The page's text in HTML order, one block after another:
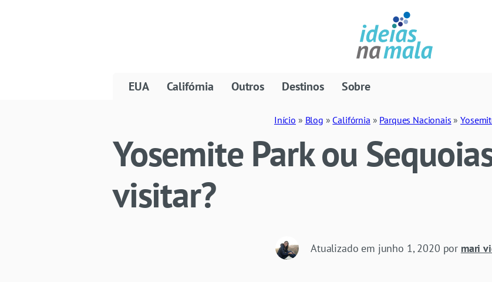
EUA Califórnia Outros Destinos Sobre
Início » Blog » Califórnia » Parques Nacionais »
Yosemite Park ou
visitar?
Atualizado em junho 1, 2020 por mari